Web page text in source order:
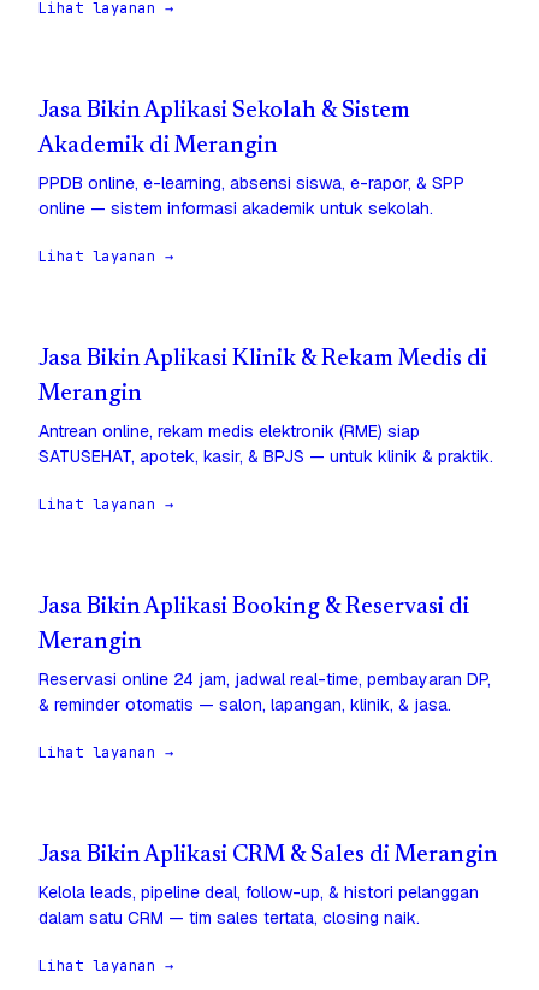
Lihat layanan →
Jasa Bikin Aplikasi Sekolah & Sistem
Akademik di Merangin
PPDB online, e-learning, absensi siswa, e-rapor, & SPP
online — sistem informasi akademik untuk sekolah.
Lihat layanan →
Jasa Bikin Aplikasi Klinik & Rekam Medis di
Merangin
Antrean online, rekam medis elektronik (RME) siap
SATUSEHAT, apotek, kasir, & BPJS — untuk klinik & praktik.
Lihat layanan →
Jasa Bikin Aplikasi Booking & Reservasi di
Merangin
Reservasi online 24 jam, jadwal real-time, pembayaran DP,
& reminder otomatis — salon, lapangan, klinik, & jasa.
Lihat layanan →
Jasa Bikin Aplikasi CRM & Sales di Merangin
Kelola leads, pipeline deal, follow-up, & histori pelanggan
dalam satu CRM — tim sales tertata, closing naik.
Lihat layanan →